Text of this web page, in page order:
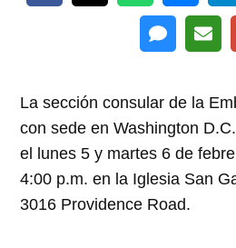
La sección consular de la
con sede en Washington
el lunes 5 y martes 6 de
4:00 p.m. en la Iglesia San
3016 Providence Road.